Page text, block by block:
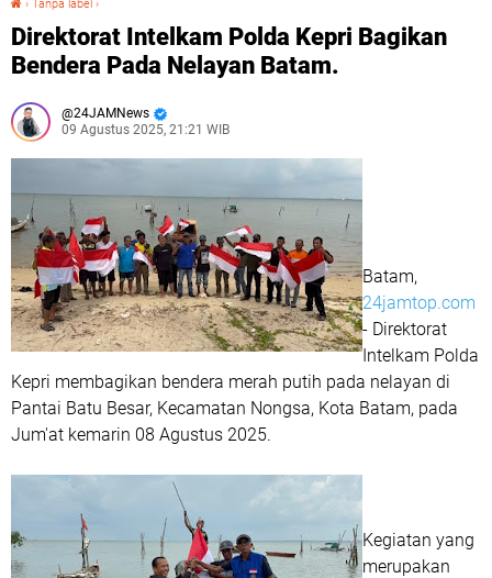
› Tanpa label ›
Direktorat Intelkam Polda Kepri Bagikan
Bendera Pada Nelayan Batam.
24JAMNews
09 Agustus 2025, 21:21 WIB
Batam,
24jamtop.com
- Direktorat
Intelkam Polda
Kepri membagikan bendera merah putih pada nelayan di
Pantai Batu Besar, Kecamatan Nongsa, Kota Batam, pada
Jum'at kemarin 08 Agustus 2025.
Kegiatan yang
merupakan